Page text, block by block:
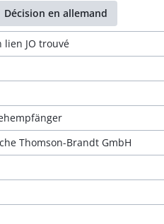
Décision en allemand
lien JO trouvé
Thomson-Brandt GmbH